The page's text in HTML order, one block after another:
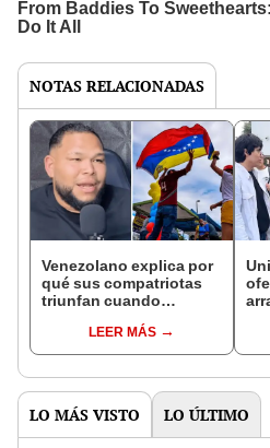
NOTAS RELACIONADAS
Venezolano explica por
qué sus compatriotas
triunfan cuando
"Aprendieron en Perú"
LEER MÁS
LO MÁS VISTO LO ÚLTIMO